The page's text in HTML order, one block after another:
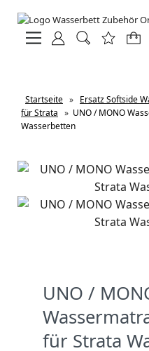
Startseite » Ersatz Softside
für Strata » UNO / MONO
Wasserbetten
UNO /
für Strata